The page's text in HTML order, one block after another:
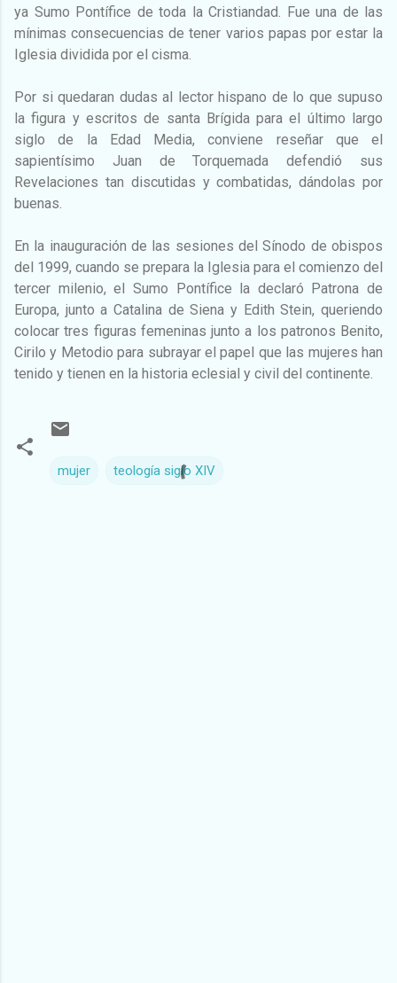
ya Sumo Pontífice de toda la Cristiandad. Fue una de las
mínimas consecuencias de tener varios papas por estar la
Iglesia dividida por el cisma.
Por si quedaran dudas al lector hispano de lo que supuso
la figura y escritos de santa Brígida para el último largo
siglo de la Edad Media, conviene reseñar que el
sapientísimo Juan de Torquemada defendió sus
Revelaciones tan discutidas y combatidas, dándolas por
buenas.
En la inauguración de las sesiones del Sínodo de obispos
del 1999, cuando se prepara la Iglesia para el comienzo del
tercer milenio, el Sumo Pontífice la declaró Patrona de
Europa, junto a Catalina de Siena y Edith Stein, queriendo
colocar tres figuras femeninas junto a los patronos Benito,
Cirilo y Metodio para subrayar el papel que las mujeres han
tenido y tienen en la historia eclesial y civil del continente.
mujer teología siglo XIV